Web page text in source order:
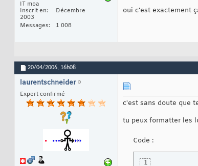
IT moa
Inscrit en
Décembre
2003
Messages
1 008
oui c'est exactement
20/04/2006, 16h08
laurentschneider
Expert confirmé
c'est sans doute que
tu peux formatter les
Code :
1